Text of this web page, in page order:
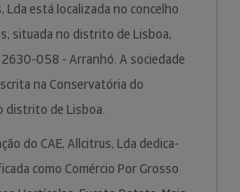
Lda está localizada no concelho
situada no distrito de Lisboa,
058 - Arranhó. A sociedade
na Conservatória do
distrito de Lisboa.
do CAE, Allcitrus, Lda dedica-
como Comércio Por Grosso